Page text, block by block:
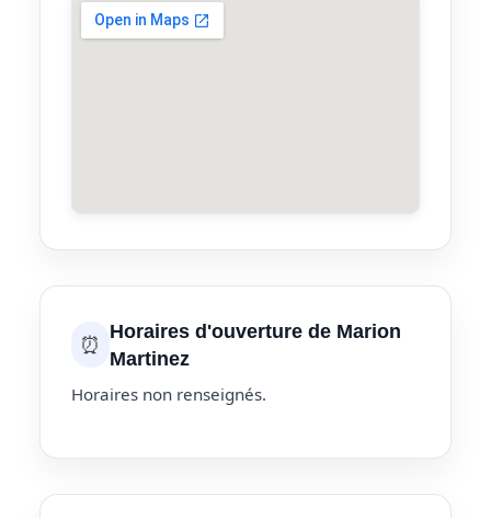
⏰ Horaires d'ouverture de Marion
Martinez
Horaires non renseignés.